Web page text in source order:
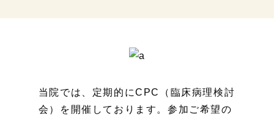
当院では、定期的にCPC（臨床病理検討
会）を開催しております。参加ご希望の